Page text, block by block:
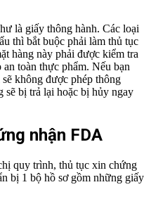
là giấy thông hành. Các loại
thì bắt buộc phải làm thủ tục
hàng này phải được kiểm tra
toàn thực phẩm. Nếu bạn
không được phép thông
sẽ bị trả lại hoặc bị hủy ngay
nhận FDA
quy trình, thủ tục xin chứng
bị 1 bộ hồ sơ gồm những giấy